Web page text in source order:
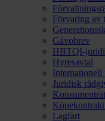
Förvaring av
Gåvobrev
HBTQI-
Hyresavtal
Internationell
Juridisk
Lagfart